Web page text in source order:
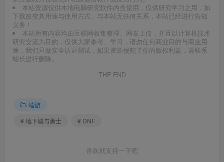
本站资源仅供本地电脑研究软件内含使用，仅供研究学习之用，如
下载改变其用途与使用方式，与本站无任何关系，本站已经进行告知
义务！
本站所有内容均由互联网收集整理、网友上传，并且以计算机技术
研究交流为目的，仅供大家参考、学习，请勿任何商业目的与商业用
途，我们只做安全认证测试，如果资源侵犯了你的版权利益，请联系
站长进行删除。
THE END
端游
# 地下城与勇士
# DNF
喜欢就支持一下吧